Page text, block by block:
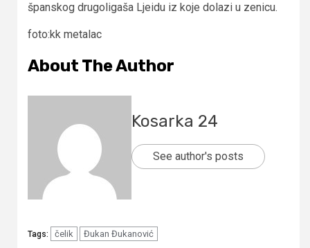
španskog drugoligaša Ljeidu iz koje dolazi u zenicu.
foto:kk metalac
About The Author
Kosarka 24
See author's posts
Tags: čelik Đukan Đukanović